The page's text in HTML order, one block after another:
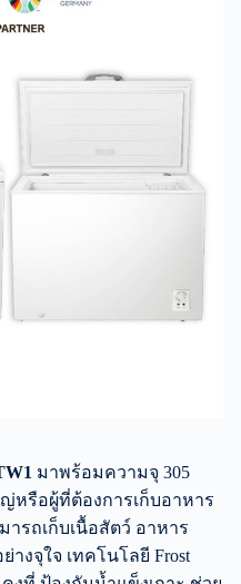
มาพร้อมความจุ 305
หรือผู้ที่ต้องการเก็บอาหาร
รถเก็บเนื้อสัตว์ อาหาร
างจุใจ เทคโนโลยี Frost